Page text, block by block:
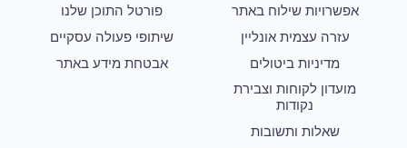
אפשרויות שילוח באתר
עזרה עצמית אונליין
מדיניות ביטולים
מועדון לקוחות וצבירת
נקודות
שאלות ותשובות
פורטל התוכן שלנו
שיתופי פעולה עסקיים
אבטחת מידע באתר